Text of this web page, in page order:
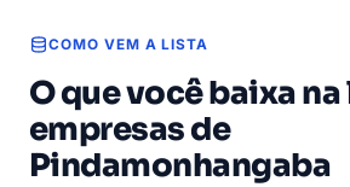
COMO VEM A LISTA
O que você baixa
empresas de
Pindamonhangaba